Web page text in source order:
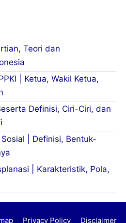
Teori dan
| Ketua, Wakil Ketua,
Definisi, Ciri-Ciri, dan
| Definisi, Bentuk-
| Karakteristik, Pola,
Privacy Policy Disclaimer